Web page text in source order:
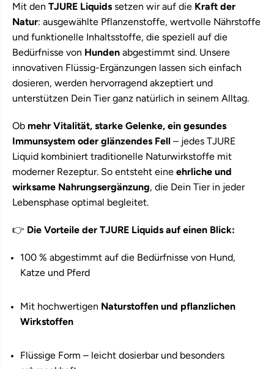
Mit den TJURE Liquids setzen wir auf die Kraft der
Natur: ausgewählte Pflanzenstoffe, wertvolle Nährstoffe
und funktionelle Inhaltsstoffe, die speziell auf die
Bedürfnisse von Hunden abgestimmt sind. Unsere
innovativen Flüssig-Ergänzungen lassen sich einfach
dosieren, werden hervorragend akzeptiert und
unterstützen Dein Tier ganz natürlich in seinem Alltag.
Ob mehr Vitalität, starke Gelenke, ein gesundes
Immunsystem oder glänzendes Fell – jedes TJURE
Liquid kombiniert traditionelle Naturwirkstoffe mit
moderner Rezeptur. So entsteht eine ehrliche und
wirksame Nahrungsergänzung, die Dein Tier in jeder
Lebensphase optimal begleitet.
👉 Die Vorteile der TJURE Liquids auf einen Blick:
100 % abgestimmt auf die Bedürfnisse von Hund,
Katze und Pferd
Mit hochwertigen Naturstoffen und pflanzlichen
Wirkstoffen
Flüssige Form – leicht dosierbar und besonders